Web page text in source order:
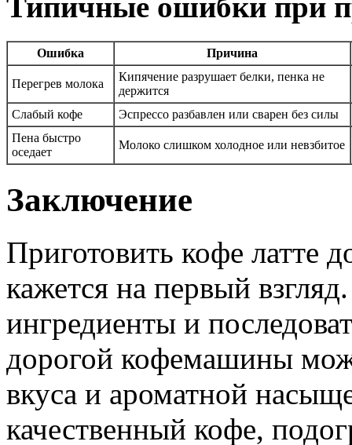
Типичные ошибки при
Ошибка Причина
Перегрев молока
Кипячение разрушает белки, пенка не
держится
Слабый кофе
Эспрессо разбавлен или сварен без силы
Пена быстро
оседает
Молоко слишком холодное или невзбитое
Заключение
Приготовить кофе латте
кажется на первый
ингредиенты и
дорогой кофемашины
вкуса и ароматной
качественный кофе,